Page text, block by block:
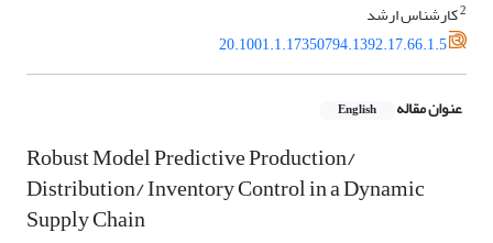
2کارشناس ارشد
20.1001.1.17350794.1392.17.66.1.5
عنوان مقاله English
Robust Model Predictive Production/
Distribution/ Inventory Control in a Dynamic
Supply Chain